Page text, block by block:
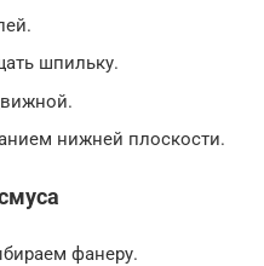
шпильку.
нижней плоскости.
фанеру.